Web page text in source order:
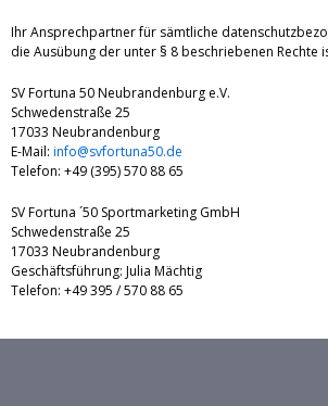
Ihr Ansprechpartner für sämtliche
die Ausübung der unter § 8 beschriebenen Rechte
SV Fortuna 50 Neubrandenburg e.V.
Schwedenstraße 25
17033 Neubrandenburg
E-Mail: info@svfortuna50.de
Telefon: +49 (395) 570 88 65
SV Fortuna ´50 Sportmarketing GmbH
Schwedenstraße 25
17033 Neubrandenburg
Geschäftsführung: Julia Mächtig
Telefon: +49 395 / 570 88 65